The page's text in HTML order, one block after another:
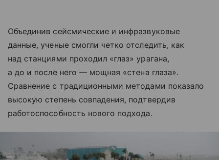
Объединив сейсмические и инфразвуковые
данные, ученые смогли четко отследить, как
над станциями проходил «глаз» урагана,
а до и после него — мощная «стена глаза».
Сравнение с традиционными методами показало
высокую степень совпадения, подтвердив
работоспособность нового подхода.